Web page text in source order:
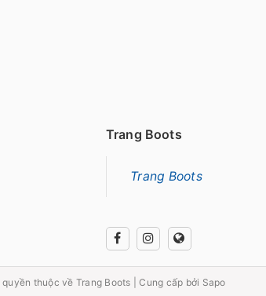
Trang Boots
Trang Boots
thuộc về Trang Boots Cung cấp bởi Sapo